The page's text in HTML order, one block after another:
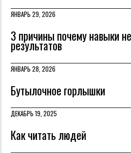
ЯНВАРЬ 29, 2026
3 причины почему навыки
результатов
ЯНВАРЬ 28, 2026
Бутылочное горлышки
ДЕКАБРЬ 19, 2025
Как читать людей